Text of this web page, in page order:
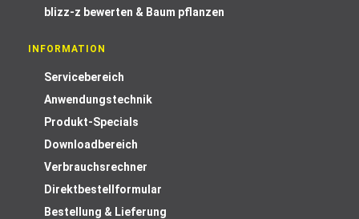
blizz-z bewerten & Baum pflanzen
INFORMATION
Servicebereich
Anwendungstechnik
Produkt-Specials
Downloadbereich
Verbrauchsrechner
Direktbestellformular
Bestellung & Lieferung